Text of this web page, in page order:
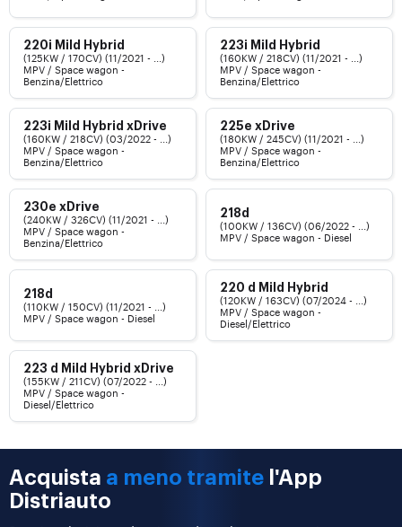
220i Mild Hybrid
(125KW / 170CV) (11/2021 - ...)
MPV / Space wagon -
Benzina/Elettrico
223i Mild Hybrid
(160KW / 218CV) (11/2021 - ...)
MPV / Space wagon -
Benzina/Elettrico
223i Mild Hybrid xDrive
(160KW / 218CV) (03/2022 - ...)
MPV / Space wagon -
Benzina/Elettrico
225e xDrive
(180KW / 245CV) (11/2021 - ...)
MPV / Space wagon -
Benzina/Elettrico
230e xDrive
(240KW / 326CV) (11/2021 - ...)
MPV / Space wagon -
Benzina/Elettrico
218d
(100KW / 136CV) (06/2022 - ...)
MPV / Space wagon - Diesel
218d
(110KW / 150CV) (11/2021 - ...)
MPV / Space wagon - Diesel
220 d Mild Hybrid
(120KW / 163CV) (07/2024 - ...)
MPV / Space wagon -
Diesel/Elettrico
223 d Mild Hybrid xDrive
(155KW / 211CV) (07/2022 - ...)
MPV / Space wagon -
Diesel/Elettrico
Acquista a meno tramite l'App
Distriauto